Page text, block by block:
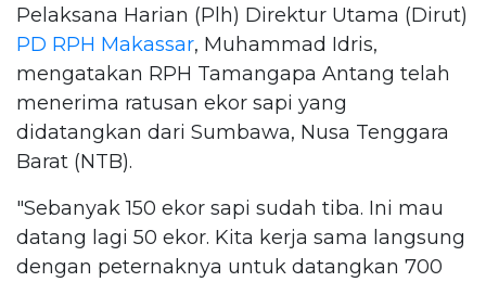
Pelaksana Harian (Plh) Direktur Utama (Dirut)
PD RPH Makassar, Muhammad Idris,
mengatakan RPH Tamangapa Antang telah
menerima ratusan ekor sapi yang
didatangkan dari Sumbawa, Nusa Tenggara
Barat (NTB).
"Sebanyak 150 ekor sapi sudah tiba. Ini mau
datang lagi 50 ekor. Kita kerja sama langsung
dengan peternaknya untuk datangkan 700